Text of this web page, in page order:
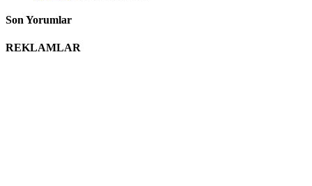
Son Yorumlar
REKLAMLAR